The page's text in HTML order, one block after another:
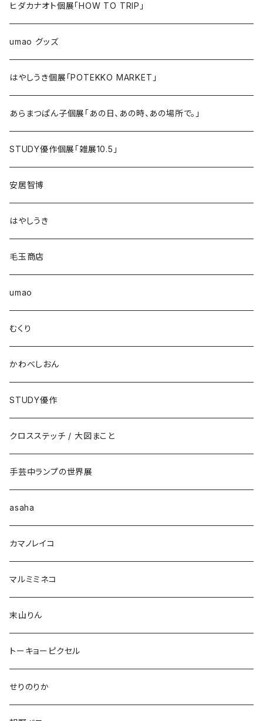
ヒダカナオト個展「HOW TO TRIP」
umao グッズ
はやしうき個展「POTEKKO MARKET」
あらまつぱん子個展「あの日、あの時、あの場所で。」
STUDY優作個展「雑展10.5」
安居智博
はやしうき
毛玉商店
umao
むくり
かわべしおん
STUDY優作
クロスステッチ / 大図まこと
手芸中ランプの世界展
asaha
カマノレイコ
マルミミネコ
末山りん
トーキョーピクセル
せりのりか